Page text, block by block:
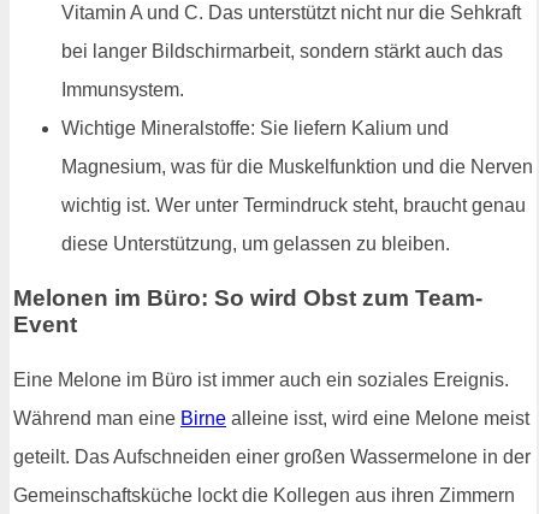
Vitamin A und C. Das unterstützt nicht nur die Sehkraft
bei langer Bildschirmarbeit, sondern stärkt auch das
Immunsystem.
Wichtige Mineralstoffe: Sie liefern Kalium und
Magnesium, was für die Muskelfunktion und die Nerven
wichtig ist. Wer unter Termindruck steht, braucht genau
diese Unterstützung, um gelassen zu bleiben.
Melonen im Büro: So wird Obst zum Team-
Event
Eine Melone im Büro ist immer auch ein soziales Ereignis.
Während man eine Birne alleine isst, wird eine Melone meist
geteilt. Das Aufschneiden einer großen Wassermelone in der
Gemeinschaftsküche lockt die Kollegen aus ihren Zimmern